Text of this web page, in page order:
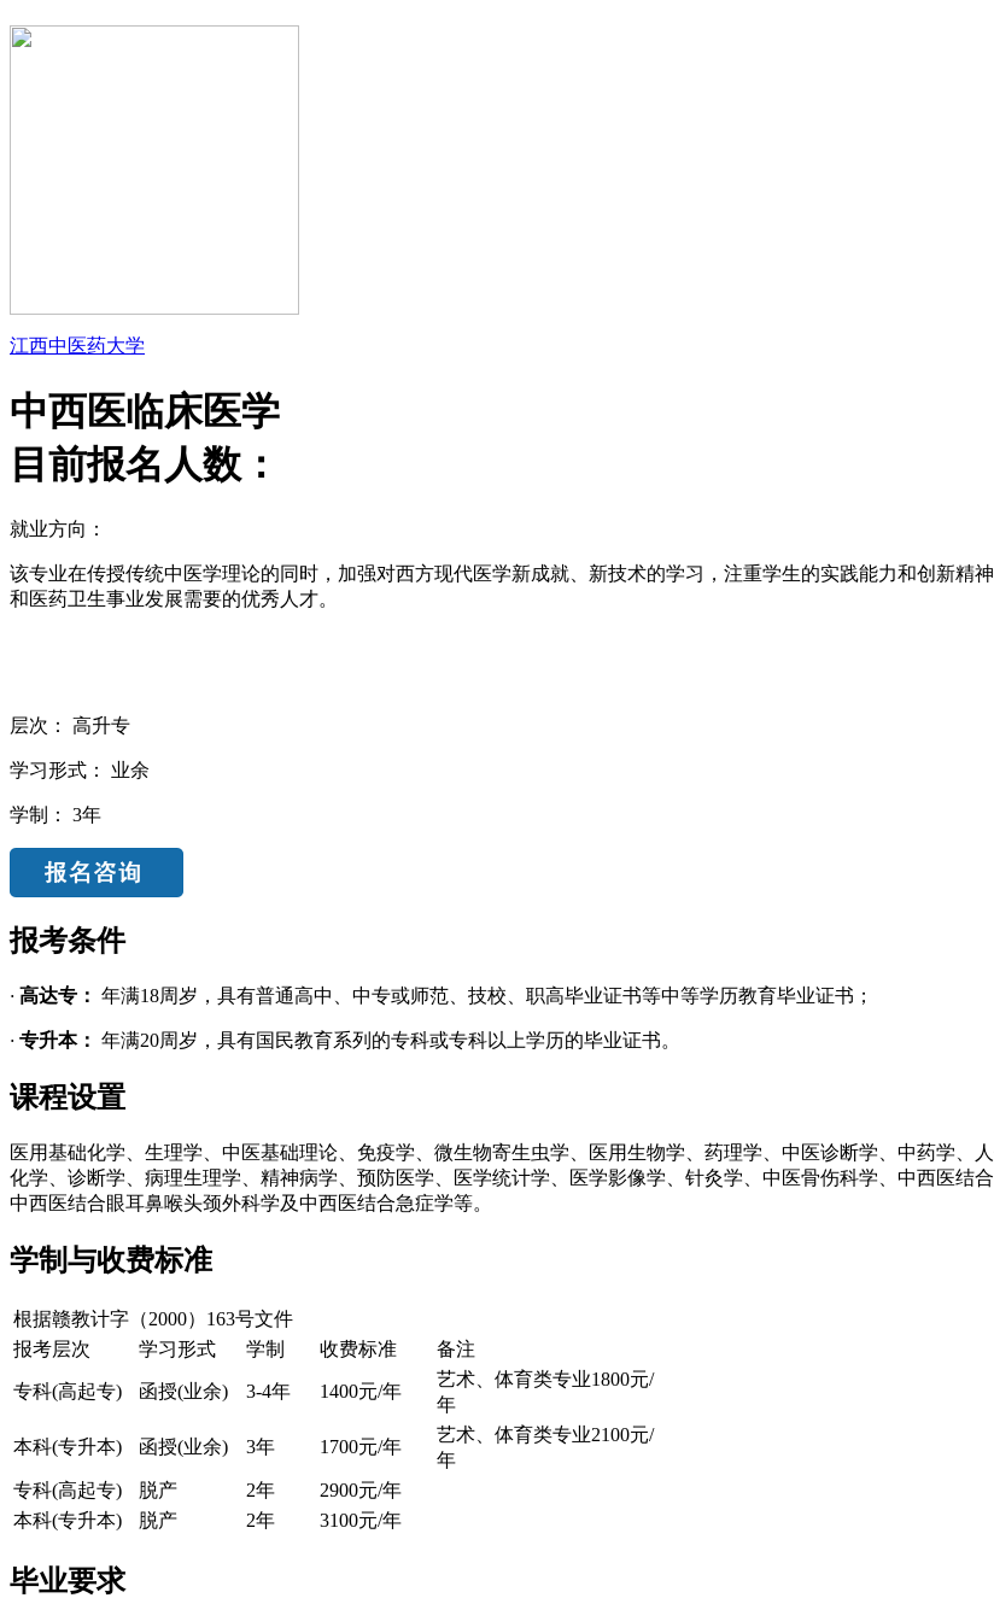
江西中医药大学
中西医临床医学
目前报名人数：
就业方向：
该专业在传授传统中医学理论的同时，加强对西方现代医学新成就、新技术的学习，注重学生的实践能力和创新精
和医药卫生事业发展需要的优秀人才。
层次： 高升专
学习形式： 业余
学制： 3年
报考条件
· 高达专： 年满18周岁，具有普通高中、中专或师范、技校、职高毕业证书等中等学历教育毕业证书；
· 专升本： 年满20周岁，具有国民教育系列的专科或专科以上学历的毕业证书。
课程设置
医用基础化学、生理学、中医基础理论、免疫学、微生物寄生虫学、医用生物学、药理学、中医诊断学、中药学、
化学、诊断学、病理生理学、精神病学、预防医学、医学统计学、医学影像学、针灸学、中医骨伤科学、中西医结
中西医结合眼耳鼻喉头颈外科学及中西医结合急症学等。
学制与收费标准
根据赣教计字（2000）163号文件
报考层次
学习形式 学制 收费标准 备注
专科(高起专) 函授(业余) 3-4年 1400元/年
艺术、体育类专业1800元/
年
本科(专升本) 函授(业余) 3年 1700元/年
艺术、体育类专业2100元/
年
专科(高起专)
脱产 2年
2900元/年
本科(专升本)
脱产 2年 3100元/年
毕业要求